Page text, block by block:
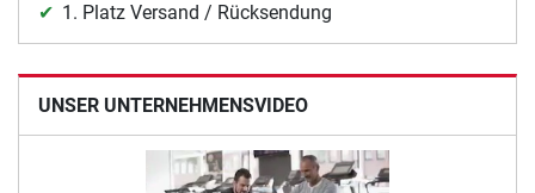
1. Platz Versand / Rücksendung
UNSER UNTERNEHMENSVIDEO